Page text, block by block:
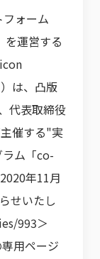
ォーム
を運営する
は、凸版
代表取締役
催する"実
ム「co-
年11月
せいたし
993＞
用ページ